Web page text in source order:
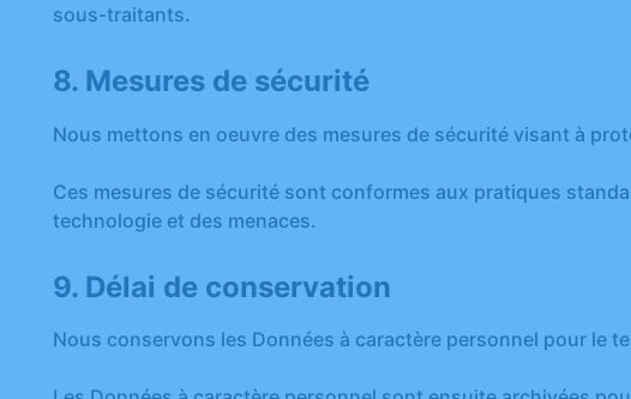
sous-traitants.
8. Mesures de sécurité
Nous mettons en oeuvre des mesures de sécurité visant à
Ces mesures de sécurité sont conformes aux pratiques
technologie et des menaces.
9. Délai de conservation
Nous conservons les Données à caractère personnel pour le